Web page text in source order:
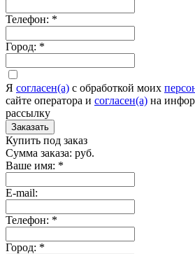
Телефон: *
Город: *
Я согласен(а) c обработкой моих
сайте оператора и согласен(а) на
рассылку
Заказать
Купить под заказ
Сумма заказа: руб.
Ваше имя: *
E-mail:
Телефон: *
Город: *